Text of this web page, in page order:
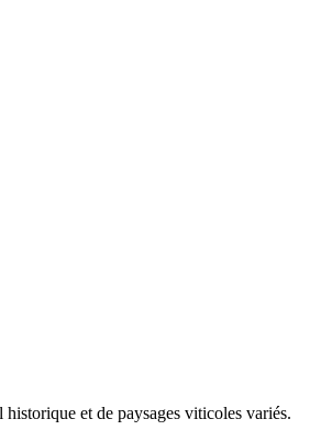
et de paysages viticoles variés.